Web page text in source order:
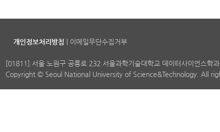
개인정보처리방침 이메일무단수집거부
[01811] 서울 노원구 공릉로 232 서울과학기술대학교 데이터사이언스학과
Copyright © Seoul National University of Science&Technology. All